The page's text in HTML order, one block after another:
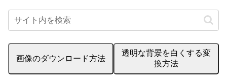
画像のダウンロード方法
透明な背景を白くする変
換方法